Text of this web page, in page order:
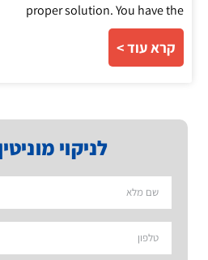
לניקוי
proper solution. You have the
קרא עוד >